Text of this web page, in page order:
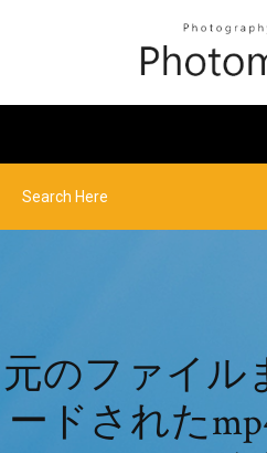
元のファイル
ードされた